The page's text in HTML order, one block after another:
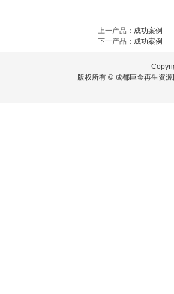
上一产品 ： 成功案例
下一产品 ： 成功案例
版权所有 © 成都巨金再生资